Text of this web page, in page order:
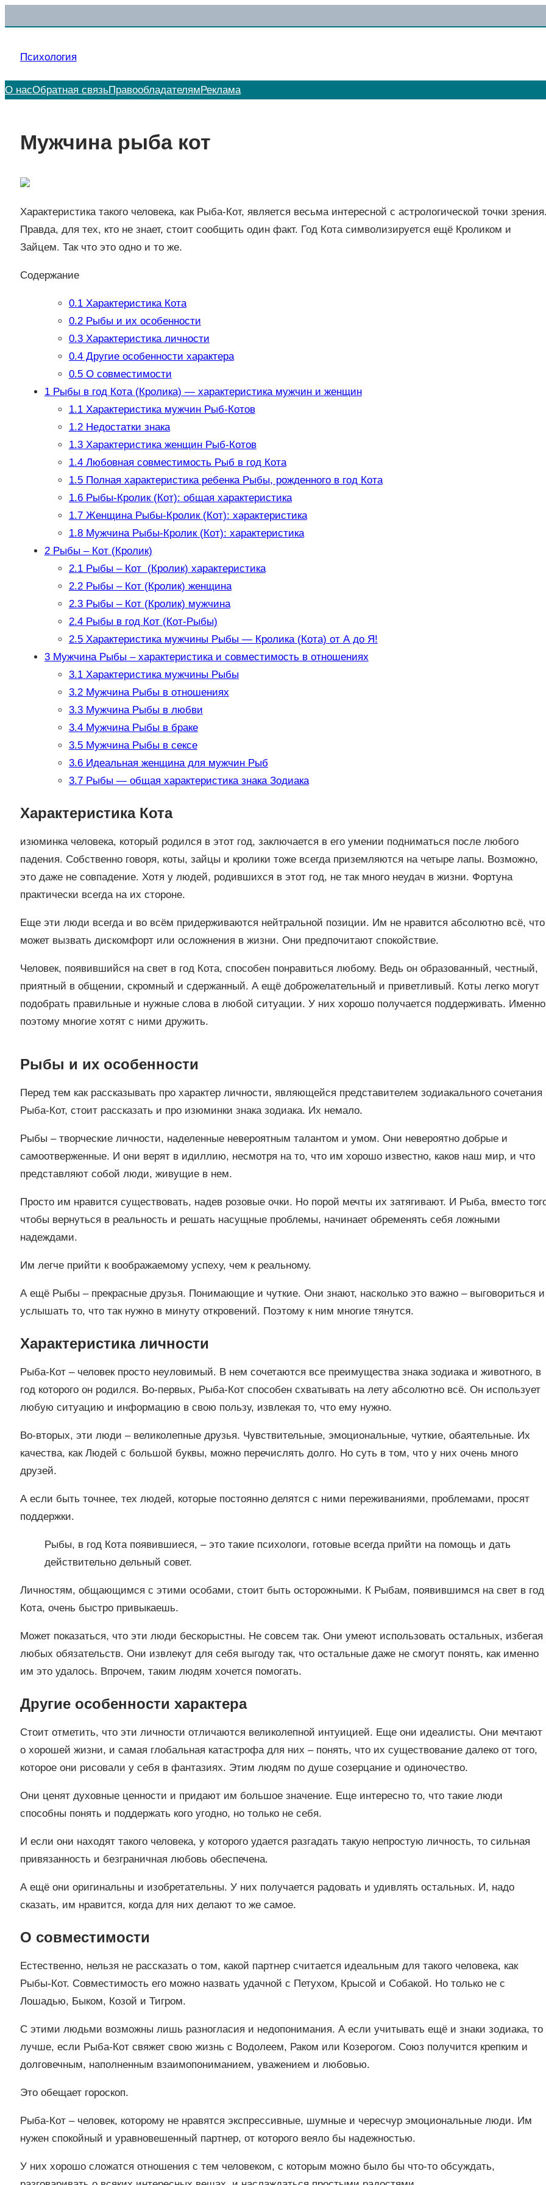
к
Психология
О насОбратная связьПравообладателям Реклама
Мужчина рыба кот
Характеристика такого человека, как Рыба-Кот, является весьма интересной с астрологической точки
Правда, для тех, кто не знает, стоит сообщить один факт. Год Кота символизируется ещё Кроликом и
Зайцем. Так что это одно и то же.
Содержание
0.1Характеристика Кота
0.2Рыбы и их особенности
0.3Характеристика личности
0.4Другие особенности характера
0.5О совместимости
1Рыбы в год Кота (Кролика) — характеристика мужчин и женщин
1.1Характеристика мужчин Рыб-Котов
1.2Недостатки знака
1.3Характеристика женщин Рыб-Котов
1.4Любовная совместимость Рыб в год Кота
1.5Полная характеристика ребенка Рыбы, рожденного в год Кота
1.6Рыбы-Кролик (Кот): общая характеристика
1.7Женщина Рыбы-Кролик (Кот): характеристика
1.8Мужчина Рыбы-Кролик (Кот): характеристика
2Рыбы – Кот (Кролик)
2.1Рыбы – Кот (Кролик) характеристика
2.2Рыбы – Кот (Кролик) женщина
2.3Рыбы – Кот (Кролик) мужчина
2.4Рыбы в год Кот (Кот-Рыбы)
2.5Характеристика мужчины Рыбы — Кролика (Кота) от А до Я!
3Мужчина Рыбы – характеристика и совместимость в отношениях
3.1Характеристика мужчины Рыбы
3.2Мужчина Рыбы в отношениях
3.3Мужчина Рыбы в любви
3.4Мужчина Рыбы в браке
3.5Мужчина Рыбы в сексе
3.6Идеальная женщина для мужчин Рыб
3.7Рыбы — общая характеристика знака Зодиака
Характеристика Кота
изюминка человека, который родился в этот год, заключается в его умении подниматься после любого
падения. Собственно говоря, коты, зайцы и кролики тоже всегда приземляются на четыре лапы. Возможно,
это даже не совпадение. Хотя у людей, родившихся в этот год, не так много неудач в жизни. Фортуна
практически всегда на их стороне.
Еще эти люди всегда и во всём придерживаются нейтральной позиции. Им не нравится абсолютно всё, что
может вызвать дискомфорт или осложнения в жизни. Они предпочитают спокойствие.
Человек, появившийся на свет в год Кота, способен понравиться любому. Ведь он образованный, честный,
приятный в общении, скромный и сдержанный. А ещё доброжелательный и приветливый. Коты легко могут
подобрать правильные и нужные слова в любой ситуации. У них хорошо получается поддерживать. Именно
поэтому многие хотят с ними дружить.
Рыбы и их особенности
Перед тем как рассказывать про характер личности, являющейся представителем зодиакального сочетания
Рыба-Кот, стоит рассказать и про изюминки знака зодиака. Их немало.
Рыбы – творческие личности, наделенные невероятным талантом и умом. Они невероятно добрые и
самоотверженные. И они верят в идиллию, несмотря на то, что им хорошо известно, каков наш мир, и что
представляют собой люди, живущие в нем.
Просто им нравится существовать, надев розовые очки. Но порой мечты их затягивают. И Рыба, вместо
чтобы вернуться в реальность и решать насущные проблемы, начинает обременять себя ложными
надеждами.
Им легче прийти к воображаемому успеху, чем к реальному.
А ещё Рыбы – прекрасные друзья. Понимающие и чуткие. Они знают, насколько это важно – выговориться и
услышать то, что так нужно в минуту откровений. Поэтому к ним многие тянутся.
Характеристика личности
Рыба-Кот – человек просто неуловимый. В нем сочетаются все преимущества знака зодиака и животного, в
год которого он родился. Во-первых, Рыба-Кот способен схватывать на лету абсолютно всё. Он использует
любую ситуацию и информацию в свою пользу, извлекая то, что ему нужно.
Во-вторых, эти люди – великолепные друзья. Чувствительные, эмоциональные, чуткие, обаятельные. Их
качества, как Людей с большой буквы, можно перечислять долго. Но суть в том, что у них очень много
друзей.
А если быть точнее, тех людей, которые постоянно делятся с ними переживаниями, проблемами, просят
поддержки.
Рыбы, в год Кота появившиеся, – это такие психологи, готовые всегда прийти на помощь и дать
действительно дельный совет.
Личностям, общающимся с этими особами, стоит быть осторожными. К Рыбам, появившимся на свет в год
Кота, очень быстро привыкаешь.
Может показаться, что эти люди бескорыстны. Не совсем так. Они умеют использовать остальных, избегая
любых обязательств. Они извлекут для себя выгоду так, что остальные даже не смогут понять, как именно
им это удалось. Впрочем, таким людям хочется помогать.
Другие особенности характера
Стоит отметить, что эти личности отличаются великолепной интуицией. Еще они идеалисты. Они мечтают
о хорошей жизни, и самая глобальная катастрофа для них – понять, что их существование далеко от того,
которое они рисовали у себя в фантазиях. Этим людям по душе созерцание и одиночество.
Они ценят духовные ценности и придают им большое значение. Еще интересно то, что такие люди
способны понять и поддержать кого угодно, но только не себя.
И если они находят такого человека, у которого удается разгадать такую непростую личность, то сильная
привязанность и безграничная любовь обеспечена.
А ещё они оригинальны и изобретательны. У них получается радовать и удивлять остальных. И, надо
сказать, им нравится, когда для них делают то же самое.
О совместимости
Естественно, нельзя не рассказать о том, какой партнер считается идеальным для такого человека, как
Рыбы-Кот. Совместимость его можно назвать удачной с Петухом, Крысой и Собакой. Но только не с
Лошадью, Быком, Козой и Тигром.
С этими людьми возможны лишь разногласия и недопонимания. А если учитывать ещё и знаки зодиака, то
лучше, если Рыба-Кот свяжет свою жизнь с Водолеем, Раком или Козерогом. Союз получится крепким и
долговечным, наполненным взаимопониманием, уважением и любовью.
Это обещает гороскоп.
Рыба-Кот – человек, которому не нравятся экспрессивные, шумные и чересчур эмоциональные люди. Им
нужен спокойный и уравновешенный партнер, от которого веяло бы надежностью.
У них хорошо сложатся отношения с тем человеком, с которым можно было бы что-то обсуждать,